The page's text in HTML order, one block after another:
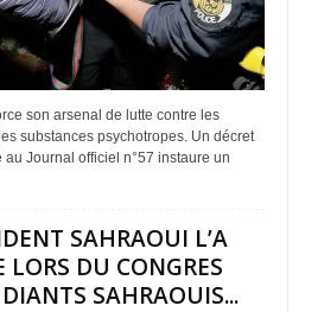
son arsenal de lutte contre les
substances psychotropes. Un décret
au Journal officiel n°57 instaure un
SAHRAOUI L’A
LORS DU CONGRES
SAHRAOUIS...